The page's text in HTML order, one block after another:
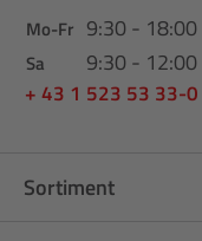
Mo-Fr 9:30 - 18:00
Sa 9:30 - 12:00
+ 43 1 523 53 33-0
Sortiment